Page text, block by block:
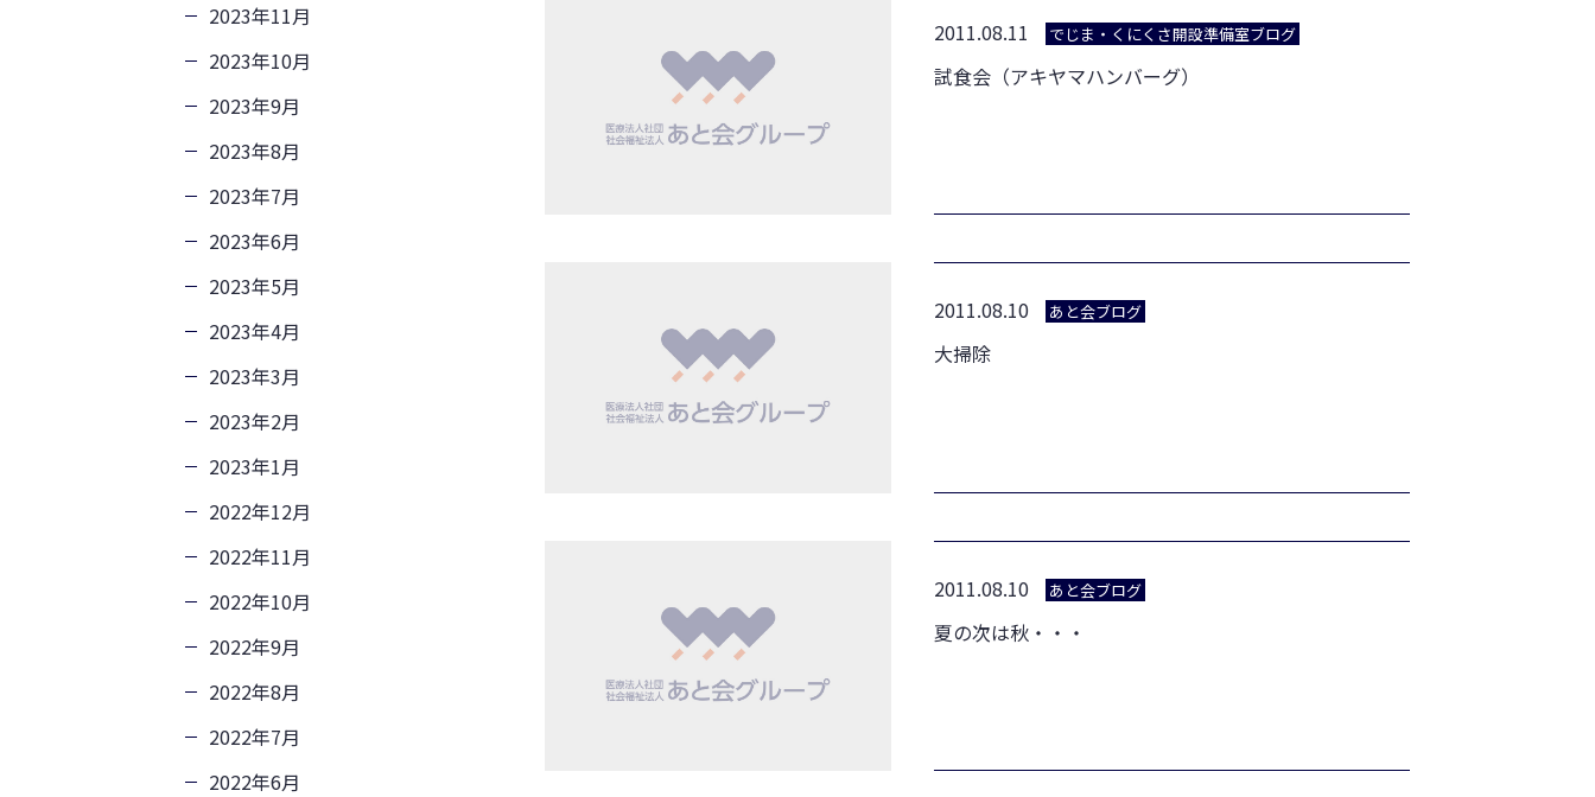
2011.08.11 でじま・くにくさ開設準備室ブログ
試食会（アキヤマハンバーグ）
2011.08.10 あと会ブログ
大掃除
2011.08.10 あと会ブログ
夏の次は秋・・・
2023年11月
2023年10月
2023年9月
2023年8月
2023年7月
2023年6月
2023年5月
2023年4月
2023年3月
2023年2月
2023年1月
2022年12月
2022年11月
2022年10月
2022年9月
2022年8月
2022年7月
2022年6月